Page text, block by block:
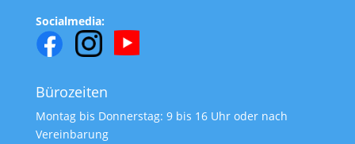
Socialmedia:
Bürozeiten
Montag bis Donnerstag: 9 bis 16 Uhr oder nach
Vereinbarung